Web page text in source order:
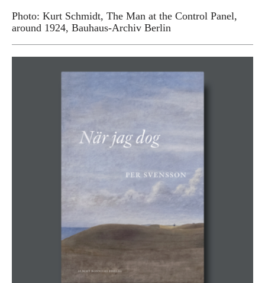
Photo: Kurt Schmidt, The Man at the Control Panel,
around 1924, Bauhaus-Archiv Berlin